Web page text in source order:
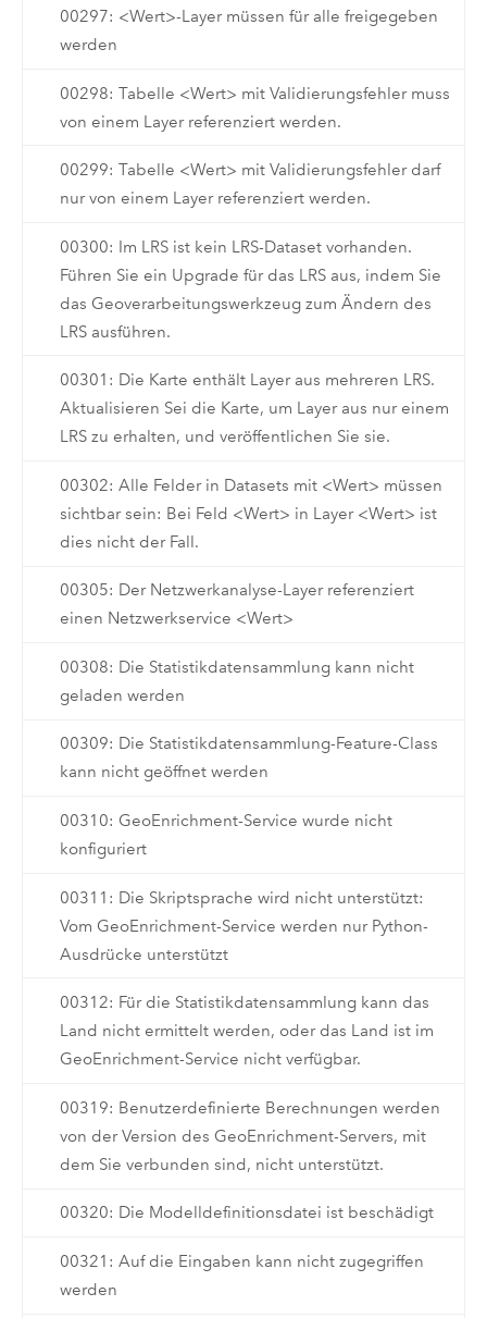
00297: <Wert>-Layer müssen für alle freigegeben
werden
00298: Tabelle <Wert> mit Validierungsfehler muss
von einem Layer referenziert werden.
00299: Tabelle <Wert> mit Validierungsfehler darf
nur von einem Layer referenziert werden.
00300: Im LRS ist kein LRS-Dataset vorhanden.
Führen Sie ein Upgrade für das LRS aus, indem Sie
das Geoverarbeitungswerkzeug zum Ändern des
LRS ausführen.
00301: Die Karte enthält Layer aus mehreren LRS.
Aktualisieren Sei die Karte, um Layer aus nur einem
LRS zu erhalten, und veröffentlichen Sie sie.
00302: Alle Felder in Datasets mit <Wert> müssen
sichtbar sein: Bei Feld <Wert> in Layer <Wert> ist
dies nicht der Fall.
00305: Der Netzwerkanalyse-Layer referenziert
einen Netzwerkservice <Wert>
00308: Die Statistikdatensammlung kann nicht
geladen werden
00309: Die Statistikdatensammlung-Feature-Class
kann nicht geöffnet werden
00310: GeoEnrichment-Service wurde nicht
konfiguriert
00311: Die Skriptsprache wird nicht unterstützt:
Vom GeoEnrichment-Service werden nur Python-
Ausdrücke unterstützt
00312: Für die Statistikdatensammlung kann das
Land nicht ermittelt werden, oder das Land ist im
GeoEnrichment-Service nicht verfügbar.
00319: Benutzerdefinierte Berechnungen werden
von der Version des GeoEnrichment-Servers, mit
dem Sie verbunden sind, nicht unterstützt.
00320: Die Modelldefinitionsdatei ist beschädigt
00321: Auf die Eingaben kann nicht zugegriffen
werden